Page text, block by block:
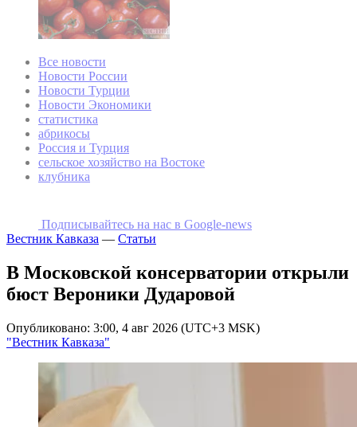
Все новости
Новости России
Новости Турции
Новости Экономики
статистика
абрикосы
Россия и Турция
сельское хозяйство на Востоке
клубника
Подписывайтесь на наc в Google-news
Вестник Кавказа — Статьи
В Московской консерватории открыли
бюст Вероники Дударовой
Опубликовано: 3:00, 4 авг 2026 (UTC+3 MSK)
"Вестник Кавказа"